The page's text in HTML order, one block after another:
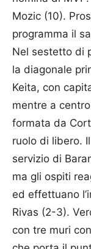
Mozic (10).
programma il
Nel sestetto di
la diagonale
Keita, con
mentre a
formata da
ruolo di libero.
servizio di
ma gli ospiti
ed effettuano
Rivas (2-3).
con tre muri